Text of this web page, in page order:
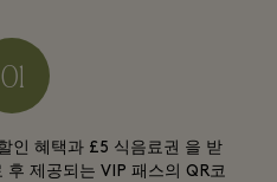
인 혜택과 £5 식음료권 을 받
제공되는 VIP 패스의 QR코